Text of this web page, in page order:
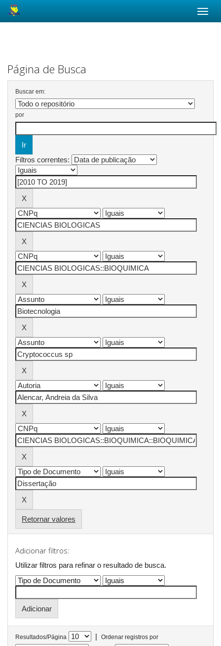
Página de Busca
Buscar em:
por
Filtros correntes:
Retornar valores
Adicionar filtros:
Utilizar filtros para refinar o resultado de busca.
Resultados/Página |
Ordenar registros por